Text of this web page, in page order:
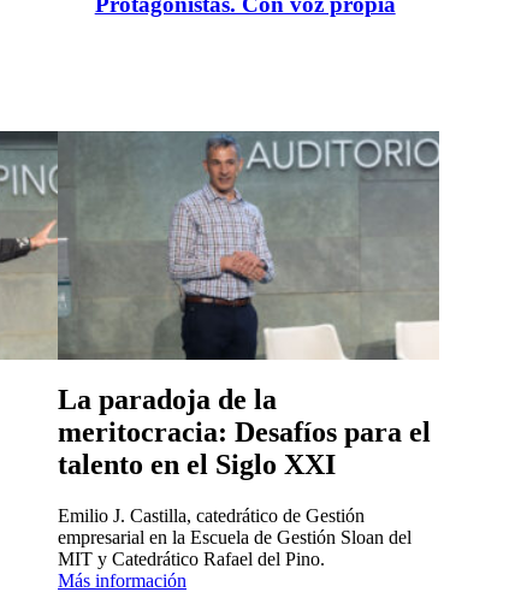
La paradoja de la
meritocracia: Desafíos para el
talento en el Siglo XXI
Emilio J. Castilla, catedrático de Gestión
empresarial en la Escuela de Gestión Sloan del
MIT y Catedrático Rafael del Pino.
Más información